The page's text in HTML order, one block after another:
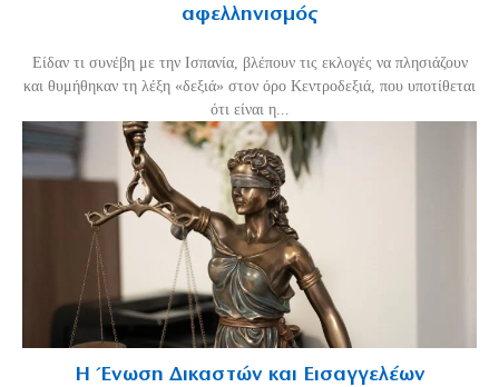
αφελληνισμός
Είδαν τι συνέβη με την Ισπανία, βλέπουν τις εκλογές να πλησιάζουν
και θυμήθηκαν τη λέξη «δεξιά» στον όρο Κεντροδεξιά, που υποτίθεται
ότι είναι η...
Η Ένωση Δικαστών και Εισαγγελέων